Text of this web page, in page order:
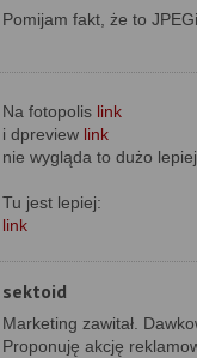
Pomijam fakt, że to
Na fotopolis link
i dpreview link
nie wygląda to dużo
Tu jest lepiej:
link
sektoid
Marketing zawitał.
Proponuję akcję